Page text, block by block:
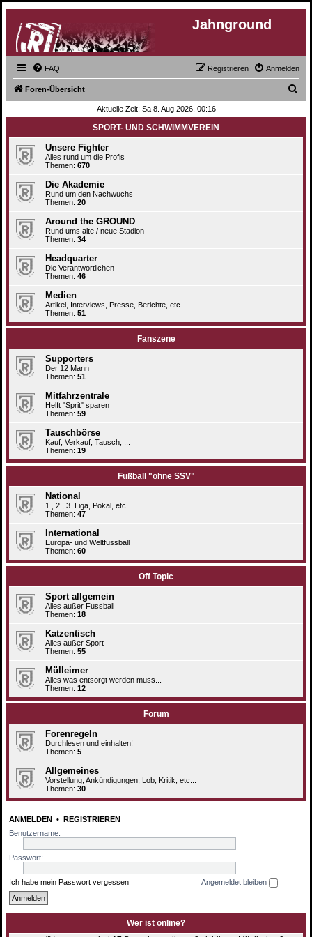
Jahnground
FAQ Anmelden
Registrieren
Foren-Übersicht
h
Aktuelle Zeit: Sa 8. Aug 2026, 00:16
SPORT- UND SCHWIMMVEREIN
Unsere Fighter
Alles rund um die Profis
Themen: 670
Die Akademie
Rund um den Nachwuchs
Themen: 20
Around the GROUND
Rund ums alte / neue Stadion
Themen: 34
Headquarter
Die Verantwortlichen
Themen: 46
Medien
Artikel, Interviews, Presse, Berichte, etc...
Themen: 51
Fanszene
Supporters
Der 12 Mann
Themen: 51
Mitfahrzentrale
Helft "Sprit" sparen
Themen: 59
Tauschbörse
Kauf, Verkauf, Tausch, ...
Themen: 19
Fußball "ohne SSV"
National
1., 2., 3. Liga, Pokal, etc...
Themen: 47
International
Europa- und Weltfussball
Themen: 60
Off Topic
Sport allgemein
Alles außer Fussball
Themen: 18
Katzentisch
Alles außer Sport
Themen: 55
Mülleimer
Alles was entsorgt werden muss...
Themen: 12
Forum
Forenregeln
Durchlesen und einhalten!
Themen: 5
Allgemeines
Vorstellung, Ankündigungen, Lob, Kritik, etc...
Themen: 30
ANMELDEN • REGISTRIEREN
Benutzername:
Passwort:
Ich habe mein Passwort vergessen Angemeldet bleiben
Wer ist online?